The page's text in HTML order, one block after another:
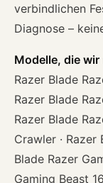
verbindlichen
Diagnose –
Modelle, die wir
Razer Blade
Razer Blade
Razer Blade
Crawler · Razer
Blade Razer
Gaming Beast